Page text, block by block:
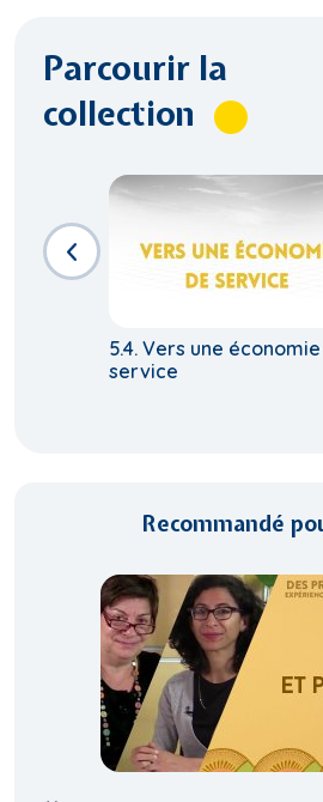
Parcourir la
collection
5.4. Vers une
service
Recommandé